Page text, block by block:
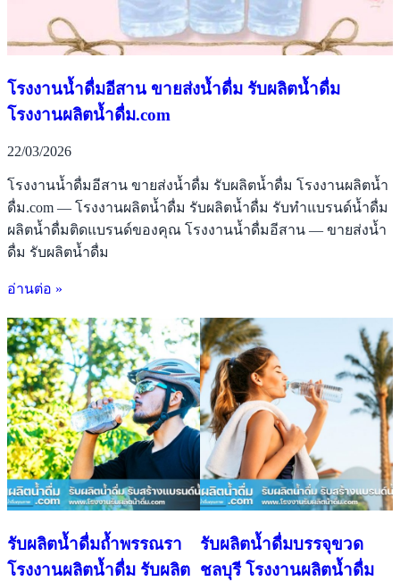
โรงงานน้ำดื่มอีสาน ขายส่งน้ำดื่ม รับผลิตน้ำดื่ม
โรงงานผลิตน้ำดื่ม.com
22/03/2026
โรงงานน้ำดื่มอีสาน ขายส่งน้ำดื่ม รับผลิตน้ำดื่ม โรงงานผลิตน้ำ
ดื่ม.com — โรงงานผลิตน้ำดื่ม รับผลิตน้ำดื่ม รับทำแบรนด์น้ำดื่ม
ผลิตน้ำดื่มติดแบรนด์ของคุณ โรงงานน้ำดื่มอีสาน — ขายส่งน้ำ
ดื่ม รับผลิตน้ำดื่ม
อ่านต่อ »
รับผลิตน้ำดื่มถ้ำพรรณรา
โรงงานผลิตน้ำดื่ม รับผลิต
รับผลิตน้ำดื่มบรรจุขวด
ชลบุรี โรงงานผลิตน้ำดื่ม